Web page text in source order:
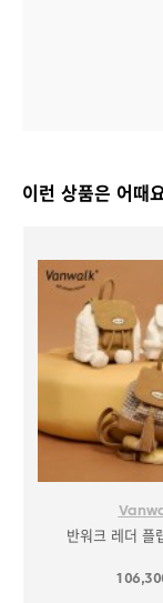
이런 상품은 어때
반워크 레더 플